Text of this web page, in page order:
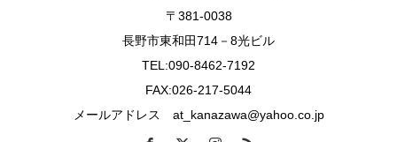
〒381-0038
長野市東和田714－8光ビル
TEL:090-8462-7192
FAX:026-217-5044
メールアドレス at_kanazawa@yahoo.co.jp